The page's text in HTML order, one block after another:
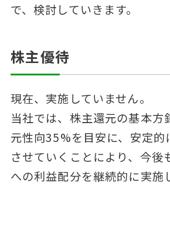
で、検討していきます。
株主優待
現在、実施していません。
当社では、株主還元の基本方
元性向35%を目安に、安定的
させていくことにより、今後
への利益配分を継続的に実施